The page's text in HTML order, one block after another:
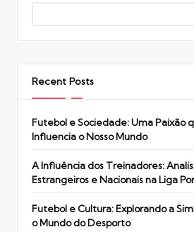
Recent Posts
Futebol e Sociedade: Uma Paixão
Influencia o Nosso Mundo
A Influência dos Treinadores:
Estrangeiros e Nacionais na Liga
Futebol e Cultura: Explorando a
o Mundo do Desporto